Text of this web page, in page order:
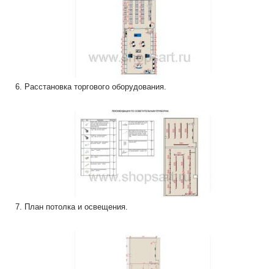
6. Расстановка торгового оборудования.
7. План потолка и освещения.